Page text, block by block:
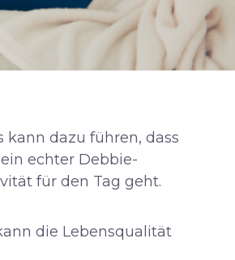
kann dazu führen, dass
echter Debbie-
für den Tag geht.
die Lebensqualität